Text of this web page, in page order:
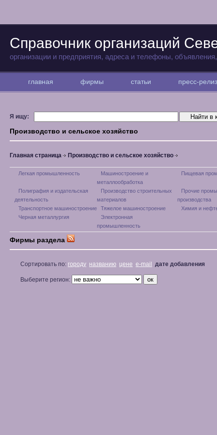
Справочник организаций
организации и предприятия, адреса и телефоны,
главная фирмы статьи пресс-
Я ищу:
Производство и сельское хозяйство
Главная страница Производство и сельское хозяйство
Легкая промышленность
Машиностроение и
металлообработка
Пищевая
Полиграфия и издательская
деятельность
Производство строительных
материалов
Прочие
производства
Транспортное машиностроение
Тяжелое машиностроение
Химия и
Черная металлургия
Электронная
промышленность
Фирмы раздела
Сортировать по: городу названию цене e-mail дате добавления
Выберите регион: